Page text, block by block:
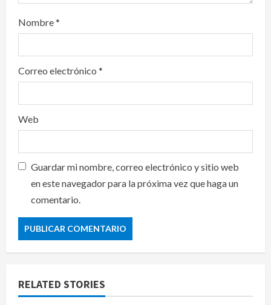
Nombre*
Correo electrónico *
Web
Guardar mi nombre, correo electrónico y sitio web
en este navegador para la próxima vez que haga un
comentario.
RELATED STORIES